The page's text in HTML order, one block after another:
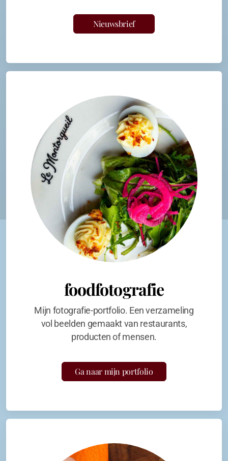
Nieuwsbrief
foodfotografie
Mijn fotografie-portfolio. Een verzameling
vol beelden gemaakt van restaurants,
producten of mensen.
Ga naar mijn portfolio